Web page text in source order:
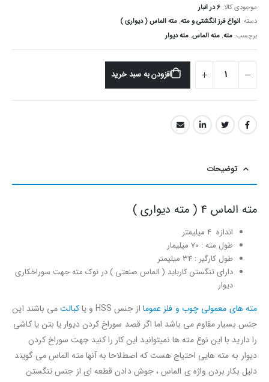
موجودی کالا: 6 در انبار
دسته: انواع فرز انگشتی و مته,مته الماس ( دیواری )
برچسب: مته,مته الماس,مته دیوار
افزودن به سبد خرید
توضیحات
مته الماس 4 ( مته دیواری )
اندازه 4 میلیمتر
طول مته : 70 میلیمار
طول کارگیر : 34 میلیمتر
دارای تنگستن کارباید ( الماس صنعتی ) در نوک مته جهت سوراخکاری
دیوار
مته های معمولی چوب و فلز عموما از جنس HSS و یا کبالتمی باشند این
جنس بسیار مقاوم می باشد اما اگر قصد سوراخ کردن دیوار یا بتن یا کاشی
را دارید با این نوع مته ها نمیتوانید این کار را کنید جهت سوراخ کردن
دیوار به مته هایی احتیاج هست که اصطلاحا به آنها مته الماس می گویند
دلیل بکار بردن واژه ی الماس ، جوش دادن قطعه ای از جنس تنگستن